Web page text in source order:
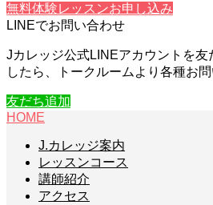
無料体験レッスンお申し込み
LINEでお問い合わせ
Jカレッジ公式LINEアカウントを友
したら、トークルームより各種お
友だち追加
HOME
J.カレッジ案内
レッスンコース
講師紹介
アクセス